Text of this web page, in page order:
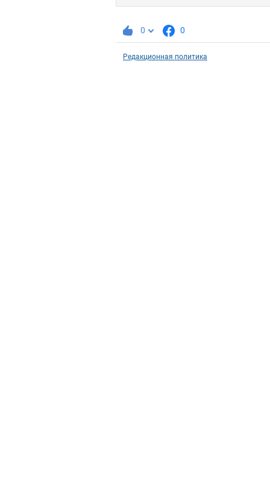
0 0
Редакционная политика